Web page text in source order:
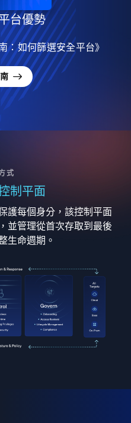
台優勢
：如何篩選安全平台》
式
制平面
護每個身分，該控制平面
並管理從首次存取到最後
生命週期。